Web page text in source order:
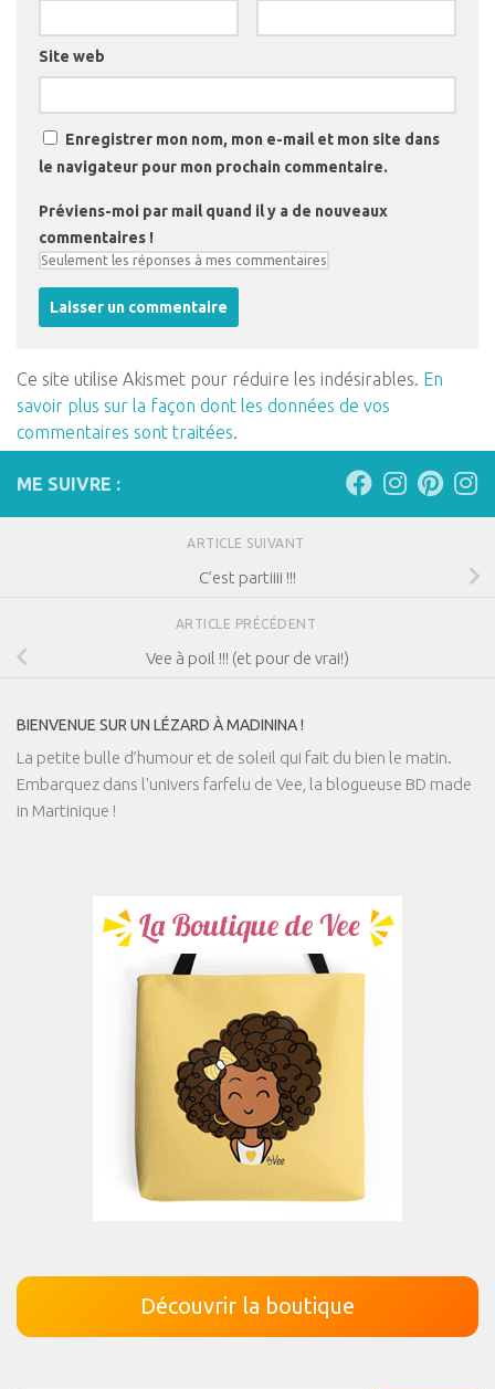
Site web
Enregistrer mon nom, mon e-mail et mon site dans
le navigateur pour mon prochain commentaire.
Préviens-moi par mail quand il y a de nouveaux
commentaires !
Ce site utilise Akismet pour réduire les indésirables. En
savoir plus sur la façon dont les données de vos
commentaires sont traitées.
ME SUIVRE :
ARTICLE SUIVANT
C’est partiiii !!!
ARTICLE PRÉCÉDENT
Vee à poil !!! (et pour de vrai!)
BIENVENUE SUR UN LÉZARD À MADININA !
La petite bulle d’humour et de soleil qui fait du bien le matin.
Embarquez dans l'univers farfelu de Vee, la blogueuse BD made
in Martinique !
Découvrir la boutique